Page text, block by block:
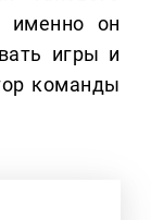
именно он
игры и
команды